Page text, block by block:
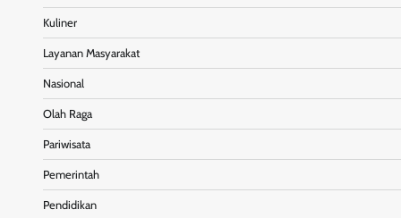
Kuliner
Layanan Masyarakat
Nasional
Olah Raga
Pariwisata
Pemerintah
Pendidikan